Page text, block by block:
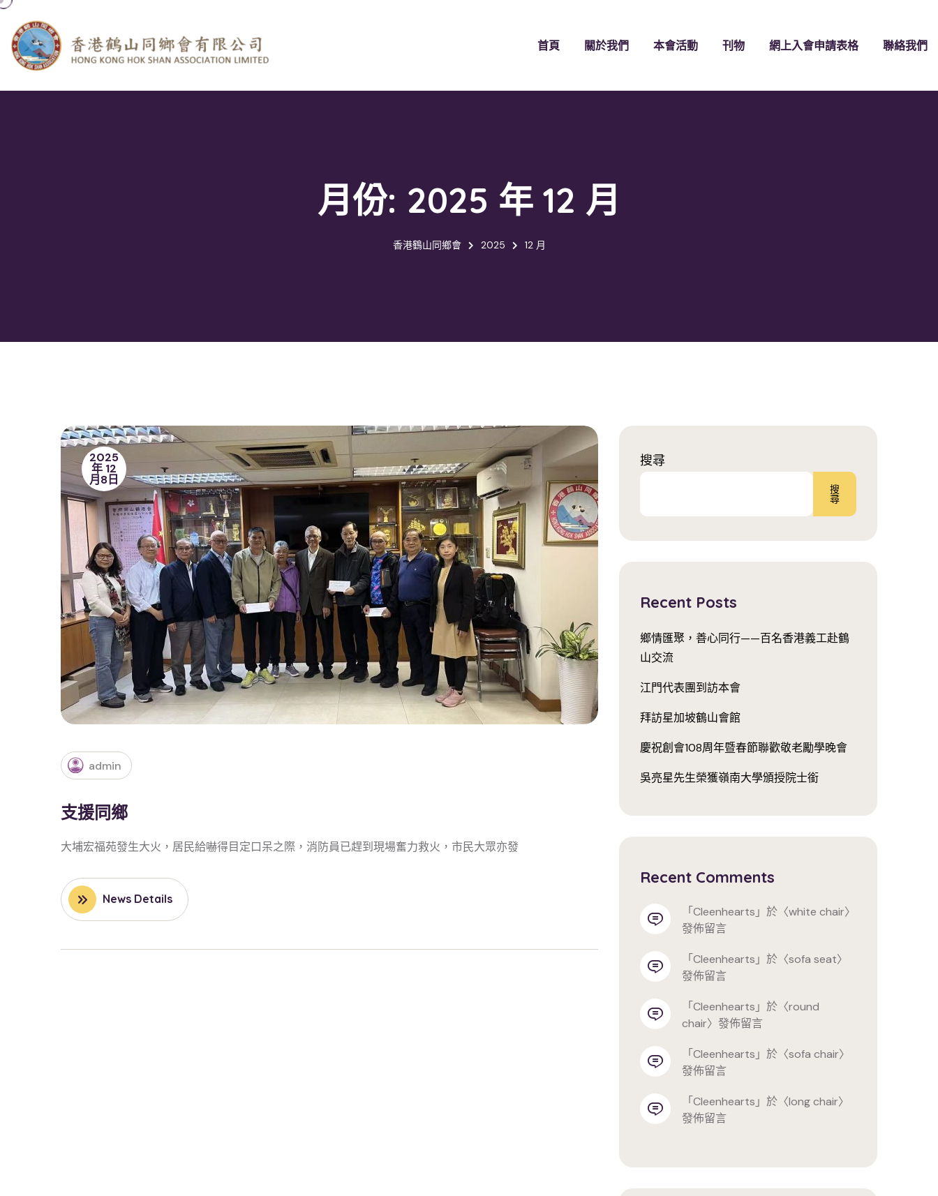
首頁 關於我們 本會活動 刊物 網上入會申請表格 聯絡我們
月份: 2025 年 12 月
香港鶴山同鄉會 2025 12 月
2025
年 12
月8日
admin
支援同鄉
大埔宏福苑發生大火，居民給嚇得目定口呆之際，消防員已趕到現場奮力救火，市民大眾亦發
News Details
搜尋
搜
尋
Recent Posts
鄉情匯聚，善心同行——百名香港義工赴鶴
山交流
江門代表團到訪本會
拜訪星加坡鶴山會館
慶祝創會108周年暨春節聯歡敬老勵學晚會
吳亮星先生榮獲嶺南大學頒授院士銜
Recent Comments
「 cleenhearts 」於〈white chair〉
發佈留言
「 cleenhearts 」於〈sofa seat〉
發佈留言
「 cleenhearts 」於〈round
chair〉發佈留言
「 cleenhearts 」於〈sofa chair〉
發佈留言
「 cleenhearts 」於〈long chair〉
發佈留言